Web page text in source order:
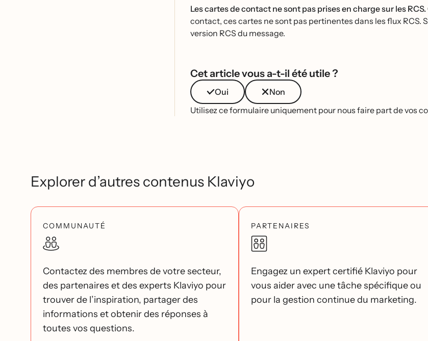
Les cartes de contact ne sont pas prises en charge sur les RCS.
contact, ces cartes ne sont pas pertinentes dans les flux RCS.
version RCS du message.
Cet article vous a-t-il été utile ?
Oui
Non
Utilisez ce formulaire uniquement pour nous faire part de vos
Explorer d’autres contenus Klaviyo
COMMUNAUTÉ
Contactez des membres de votre secteur,
des partenaires et des experts Klaviyo pour
trouver de l’inspiration, partager des
informations et obtenir des réponses à
toutes vos questions.
PARTENAIRES
Engagez un expert certifié Klaviyo pour
vous aider avec une tâche spécifique ou
pour la gestion continue du marketing.